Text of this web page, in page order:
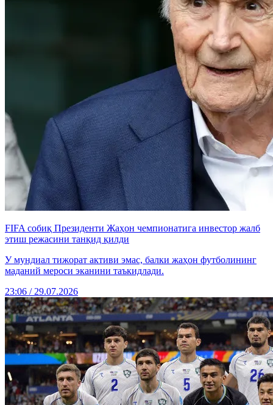
FIFA собиқ Президенти Жаҳон чемпионатига инвестор жалб
этиш режасини танқид қилди
У мундиал тижорат активи эмас, балки жаҳон футболининг
маданий мероси эканини таъкидлади.
23:06 / 29.07.2026